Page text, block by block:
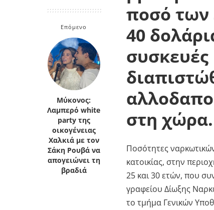
Κρήτη
Κυκλάδες
Πελοπόννησος
Πελοπόννησος
Επόμενο
Μύκονος:
Λαμπερό white
party της
οικογένειας
Χαλκιά με τον
Σάκη Ρουβά να
απογειώνει τη
βραδιά
ποσό των
40
στη χώρα.
Ποσότητες
κατοικίας, στην
25 και 30 ετών, που
γραφείου Δίωξης
το τμήμα Γενικών